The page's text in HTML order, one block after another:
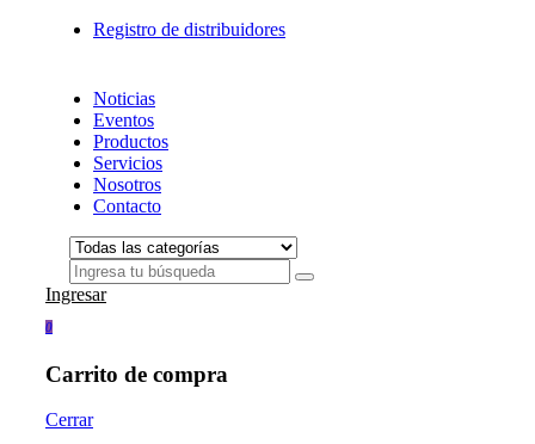
Registro de distribuidores
Noticias
Eventos
Productos
Servicios
Nosotros
Contacto
Ingresar
0
Carrito de compra
Cerrar